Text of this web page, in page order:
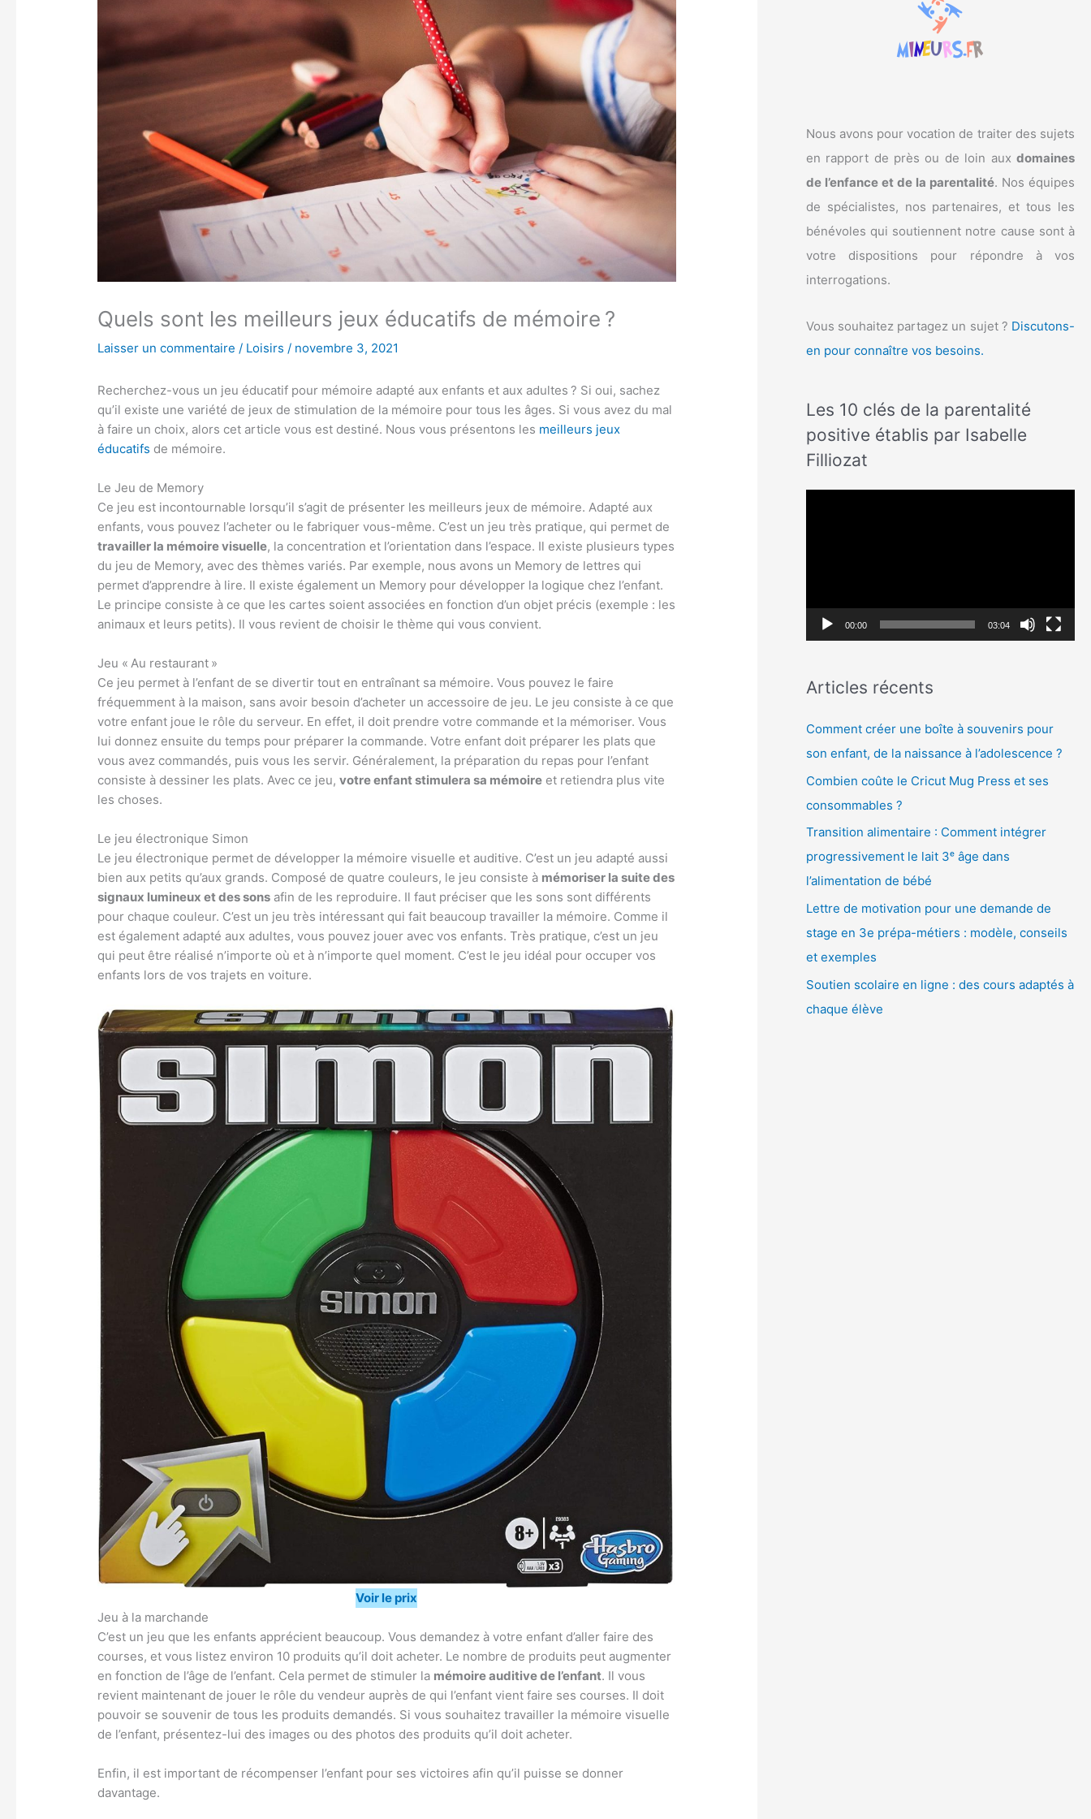
Quels sont les meilleurs jeux éducatifs de mémoire ?
Laisser un commentaire / Loisirs / novembre 3, 2021
Recherchez-vous un jeu éducatif pour mémoire adapté aux enfants et aux adultes ? Si oui, sachez
qu’il existe une variété de jeux de stimulation de la mémoire pour tous les âges. Si vous avez du mal
à faire un choix, alors cet article vous est destiné. Nous vous présentons les meilleurs jeux
éducatifs de mémoire.
Le Jeu de Memory
Ce jeu est incontournable lorsqu’il s’agit de présenter les meilleurs jeux de mémoire. Adapté aux
enfants, vous pouvez l’acheter ou le fabriquer vous-même. C’est un jeu très pratique, qui permet de
travailler la mémoire visuelle, la concentration et l’orientation dans l’espace. Il existe plusieurs types
du jeu de Memory, avec des thèmes variés. Par exemple, nous avons un Memory de lettres qui
permet d’apprendre à lire. Il existe également un Memory pour développer la logique chez l’enfant.
Le principe consiste à ce que les cartes soient associées en fonction d’un objet précis (exemple : les
animaux et leurs petits). Il vous revient de choisir le thème qui vous convient.
Jeu « Au restaurant »
Ce jeu permet à l’enfant de se divertir tout en entraînant sa mémoire. Vous pouvez le faire
fréquemment à la maison, sans avoir besoin d’acheter un accessoire de jeu. Le jeu consiste à ce que
votre enfant joue le rôle du serveur. En effet, il doit prendre votre commande et la mémoriser. Vous
lui donnez ensuite du temps pour préparer la commande. Votre enfant doit préparer les plats que
vous avez commandés, puis vous les servir. Généralement, la préparation du repas pour l’enfant
consiste à dessiner les plats. Avec ce jeu,votre enfant stimulera sa mémoire et retiendra plus vite
les choses.
Le jeu électronique Simon
Le jeu électronique permet de développer la mémoire visuelle et auditive. C’est un jeu adapté aussi
bien aux petits qu’aux grands. Composé de quatre couleurs, le jeu consiste à mémoriser la suite des
signaux lumineux et des sons afin de les reproduire. Il faut préciser que les sons sont différents
pour chaque couleur. C’est un jeu très intéressant qui fait beaucoup travailler la mémoire. Comme il
est également adapté aux adultes, vous pouvez jouer avec vos enfants. Très pratique, c’est un jeu
qui peut être réalisé n’importe où et à n’importe quel moment. C’est le jeu idéal pour occuper vos
enfants lors de vos trajets en voiture.
Voir le prix
Jeu à la marchande
C’est un jeu que les enfants apprécient beaucoup. Vous demandez à votre enfant d’aller faire des
courses, et vous listez environ 10 produits qu’il doit acheter. Le nombre de produits peut augmenter
en fonction de l’âge de l’enfant. Cela permet de stimuler la mémoire auditive de l’enfant. Il vous
revient maintenant de jouer le rôle du vendeur auprès de qui l’enfant vient faire ses courses. Il doit
pouvoir se souvenir de tous les produits demandés. Si vous souhaitez travailler la mémoire visuelle
de l’enfant, présentez-lui des images ou des photos des produits qu’il doit acheter.
Enfin, il est important de récompenser l’enfant pour ses victoires afin qu’il puisse se donner
davantage.
Nous avons pour vocation de traiter des sujets
en rapport de près ou de loin aux domaines
de l’enfance et de la parentalité. Nos équipes
de spécialistes, nos partenaires, et tous les
bénévoles qui soutiennent notre cause sont à
votre dispositions pour répondre à vos
interrogations.
Vous souhaitez partagez un sujet ? Discutons-
en pour connaître vos besoins.
Les 10 clés de la parentalité
positive établis par Isabelle
Filliozat
i
00:00 03:04
Articles récents
Comment créer une boîte à souvenirs pour
son enfant, de la naissance à l’adolescence ?
Combien coûte le Cricut Mug Press et ses
consommables ?
Transition alimentaire : Comment intégrer
progressivement le lait 3ᵉ âge dans
l’alimentation de bébé
Lettre de motivation pour une demande de
stage en 3e prépa-métiers : modèle, conseils
et exemples
Soutien scolaire en ligne : des cours adaptés à
chaque élève